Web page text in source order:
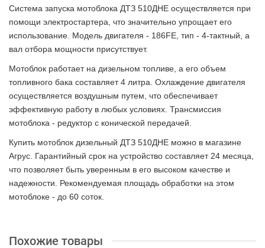
Система запуска мотоблока ДТЗ 510ДНE осуществляется при
помощи электростартера, что значительно упрощает его
использование. Модель двигателя - 186FE, тип - 4-тактный, а
вал отбора мощности присутствует.
Мотоблок работает на дизельном топливе, а его объем
топливного бака составляет 4 литра. Охлаждение двигателя
осуществляется воздушным путем, что обеспечивает
эффективную работу в любых условиях. Трансмиссия
мотоблока - редуктор с конической передачей.
Купить мотоблок дизельный ДТЗ 510ДНE можно в магазине
Агрус. Гарантийный срок на устройство составляет 24 месяца,
что позволяет быть уверенным в его высоком качестве и
надежности. Рекомендуемая площадь обработки на этом
мотоблоке - до 60 соток.
Похожие товары